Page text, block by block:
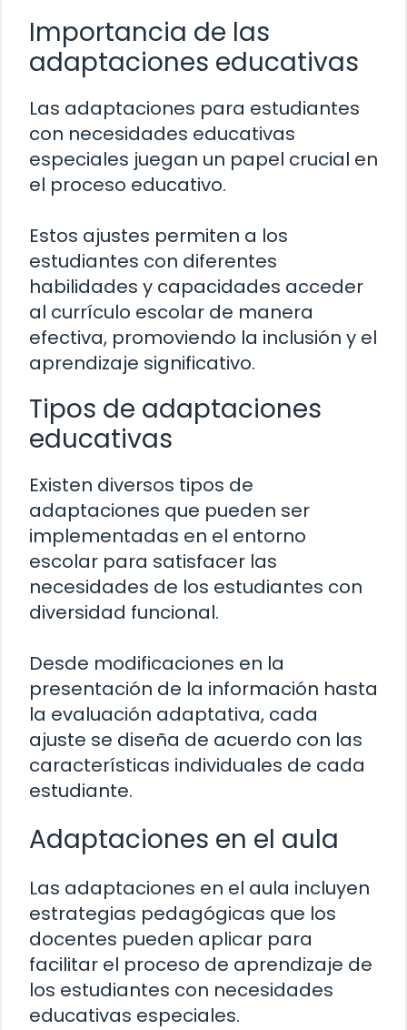
Importancia de las
adaptaciones educativas
Las adaptaciones para estudiantes
con necesidades educativas
especiales juegan un papel crucial en
el proceso educativo.
Estos ajustes permiten a los
estudiantes con diferentes
habilidades y capacidades acceder
al currículo escolar de manera
efectiva, promoviendo la inclusión y el
aprendizaje significativo.
Tipos de adaptaciones
educativas
Existen diversos tipos de
adaptaciones que pueden ser
implementadas en el entorno
escolar para satisfacer las
necesidades de los estudiantes con
diversidad funcional.
Desde modificaciones en la
presentación de la información hasta
la evaluación adaptativa, cada
ajuste se diseña de acuerdo con las
características individuales de cada
estudiante.
Adaptaciones en el aula
Las adaptaciones en el aula incluyen
estrategias pedagógicas que los
docentes pueden aplicar para
facilitar el proceso de aprendizaje de
los estudiantes con necesidades
educativas especiales.